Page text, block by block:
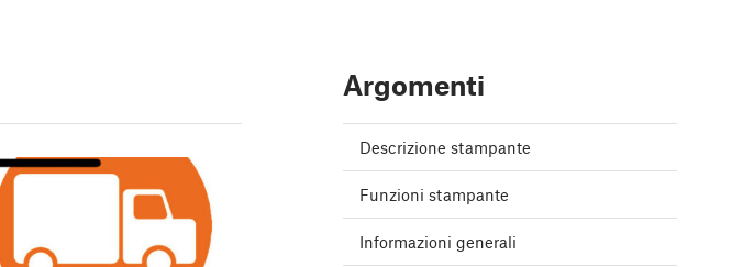
Argomenti
Descrizione stampante
Funzioni stampante
Informazioni generali